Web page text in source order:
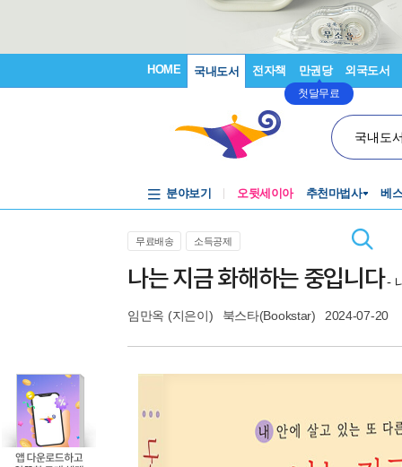
HOME 국내도서 전자책 만권당
첫달무료
외국도서
국내도
분야보기 오뒷세이아 추천마법사 베
무료배송 소득공제
나는 지금 화해하는 중입니다-
임만옥 (지은이) 북스타(Bookstar) 2024-07-20